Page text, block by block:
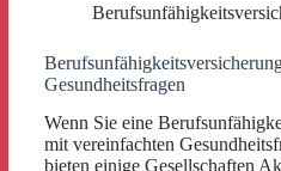
Gesundheitsfragen
Wenn Sie eine
mit vereinfachten
bieten einige Gesellschaften